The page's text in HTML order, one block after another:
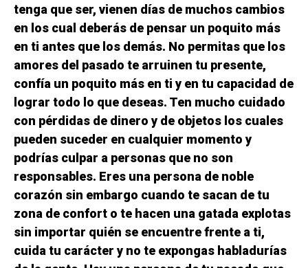
tenga que ser, vienen días de muchos cambios
en los cual deberás de pensar un poquito más
en ti antes que los demás. No permitas que los
amores del pasado te arruinen tu presente,
confía un poquito más en ti y en tu capacidad de
lograr todo lo que deseas. Ten mucho cuidado
con pérdidas de dinero y de objetos los cuales
pueden suceder en cualquier momento y
podrías culpar a personas que no son
responsables. Eres una persona de noble
corazón sin embargo cuando te sacan de tu
zona de confort o te hacen una gatada explotas
sin importar quién se encuentre frente a ti,
cuida tu carácter y no te expongas habladurías